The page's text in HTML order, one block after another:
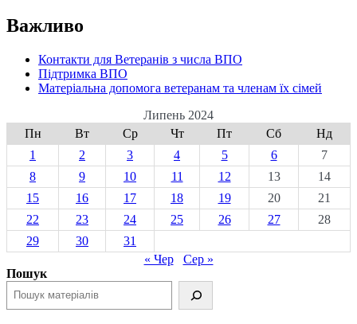
Важливо
Контакти для Ветеранів з числа ВПО
Підтримка ВПО
Матеріальна допомога ветеранам та членам їх сімей
Липень 2024
Пн
Вт Ср Чт Пт Сб
Нд
1
2 3 4 5 6
7
8
9 10 11 12 13
14
15
16 17 18 19 20
21
22
23 24 25 26 27
28
29
30
31
« Чер
Сер »
Пошук